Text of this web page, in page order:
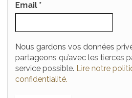
Email *
Nous gardons vos données
partageons qu’avec les tierces
service possible. Lire notre
confidentialité.